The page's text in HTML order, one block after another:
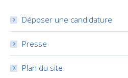
Déposer une candidature
Presse
Plan du site